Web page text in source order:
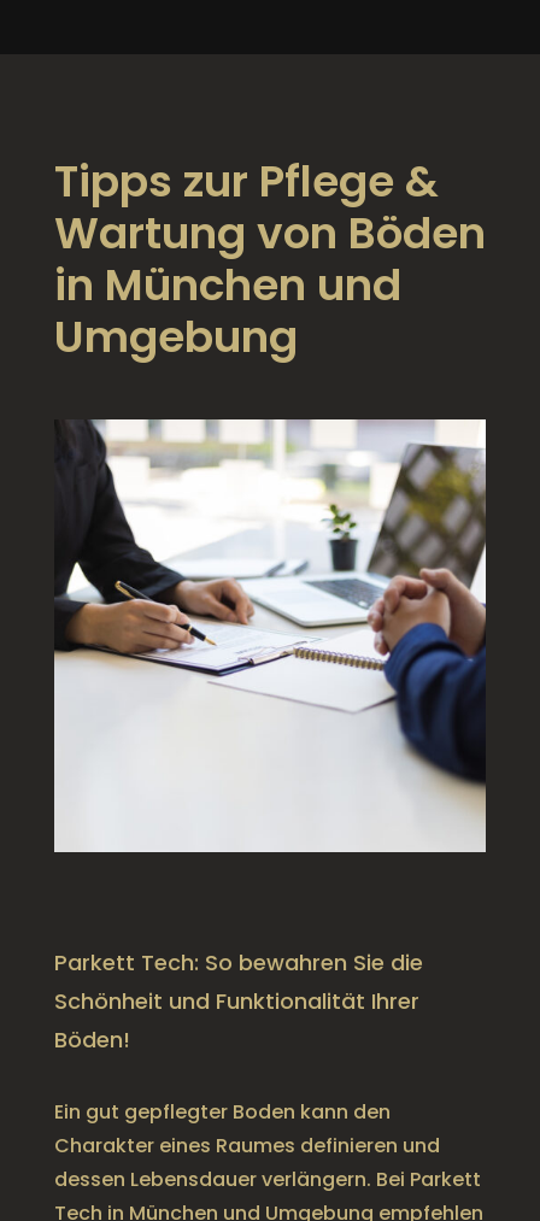
Tipps zur Pflege &
Wartung von Böden
in München und
Umgebung
Parkett Tech: So bewahren Sie die
Schönheit und Funktionalität Ihrer
Böden!
Ein gut gepflegter Boden kann den
Charakter eines Raumes definieren und
dessen Lebensdauer verlängern. Bei Parkett
Tech in München und Umgebung empfehlen